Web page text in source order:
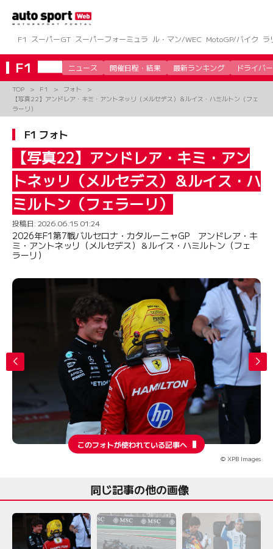
ツ
へ
ス
キ
F1 スーパーGT スーパーフォーミュラ ル・マン/WEC MotoGP/バイク ラ
F1 ニュース 開催日程・結果 最新ランキング ドライバー
TOP F1
フォト
【写真22】アンドレア・キミ・アントネッリ（メルセデス）＆ルイス・ハミルトン（フェ
ラーリ）
F1 フォト
【写真22】アンドレア・キミ・アン
トネッリ（メルセデス）＆ルイス・ハ
ミルトン（フェラーリ）
投稿日: 2026.06.15 01:24
2026年F1第7戦バルセロナ・カタルーニャGP アンドレア・キ
ミ・アントネッリ（メルセデス）＆ルイス・ハミルトン（フェ
ラーリ）
このフォトが使われている記事へ
© XPB Images
同じ記事の他の画像